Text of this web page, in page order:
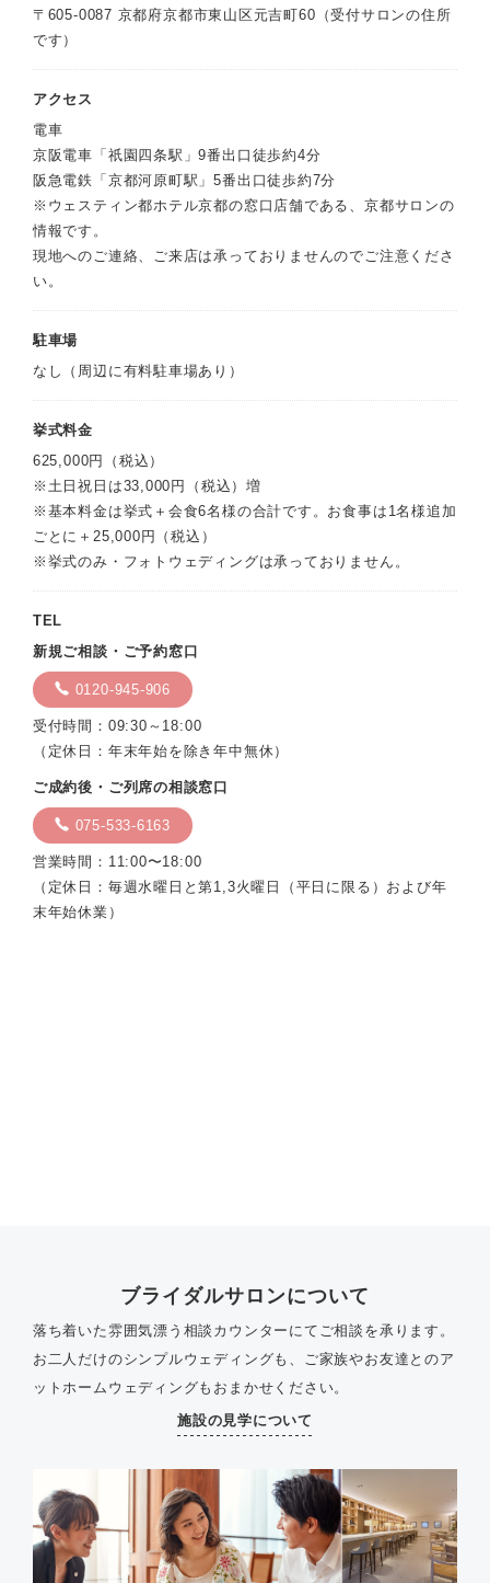
〒605-0087 京都府京都市東山区元吉町60（受付サロンの住所
です）
アクセス
電車
京阪電車「祇園四条駅」9番出口徒歩約4分
阪急電鉄「京都河原町駅」5番出口徒歩約7分
※ウェスティン都ホテル京都の窓口店舗である、京都サロンの
情報です。
現地へのご連絡、ご来店は承っておりませんのでご注意くださ
い。
駐車場
なし（周辺に有料駐車場あり）
挙式料金
625,000円（税込）
※土日祝日は33,000円（税込）増
※基本料金は挙式＋会食6名様の合計です。お食事は1名様追加
ごとに＋25,000円（税込）
※挙式のみ・フォトウェディングは承っておりません。
TEL
新規ご相談・ご予約窓口
0120-945-906
受付時間：09:30～18:00
（定休日：年末年始を除き年中無休）
ご成約後・ご列席の相談窓口
075-533-6163
営業時間：11:00〜18:00
（定休日：毎週水曜日と第1,3火曜日（平日に限る）および年
末年始休業）
ブライダルサロンについて
落ち着いた雰囲気漂う相談カウンターにてご相談を承ります。
お二人だけのシンプルウェディングも、ご家族やお友達とのア
ットホームウェディングもおまかせください。
施設の見学について